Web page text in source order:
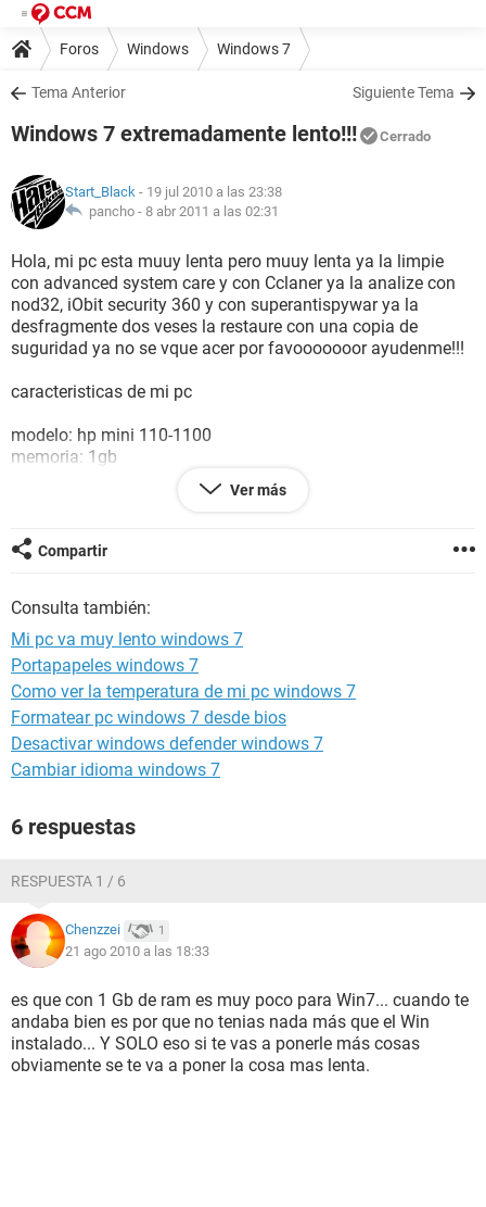
Foros Windows Windows 7
Tema Anterior Siguiente Tema
Windows 7 extremadamente lento!!! Cerrado
Start_Black - 19 jul 2010 a las 23:38
pancho - 8 abr 2011 a las 02:31
Hola, mi pc esta muuy lenta pero muuy lenta ya la limpie
con advanced system care y con Cclaner ya la analize con
nod32, iObit security 360 y con superantispywar ya la
desfragmente dos veses la restaure con una copia de
suguridad ya no se vque acer por favooooooor ayudenme!!!
caracteristicas de mi pc
modelo: hp mini 110-1100
memoria: 1gb
edicion de windows: windows 7 ultimate
se que van a desir que es por que tengo windows 7 ultimate
en una netbook pero NO ESTABA LENTA CORRIA MEJOR
Ver más
Compartir
Consulta también:
Mi pc va muy lento windows 7
Portapapeles windows 7
Como ver la temperatura de mi pc windows 7
Formatear pc windows 7 desde bios
Desactivar windows defender windows 7
Cambiar idioma windows 7
6 respuestas
RESPUESTA 1 / 6
Chenzzei 1
21 ago 2010 a las 18:33
es que con 1 Gb de ram es muy poco para Win7... cuando te
andaba bien es por que no tenias nada más que el Win
instalado... Y SOLO eso si te vas a ponerle más cosas
obviamente se te va a poner la cosa mas lenta.